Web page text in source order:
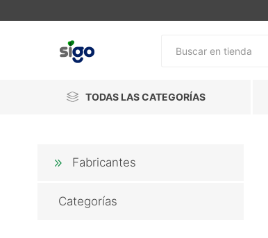
TODAS LAS CATEGORÍAS
Fabricantes
Categorías